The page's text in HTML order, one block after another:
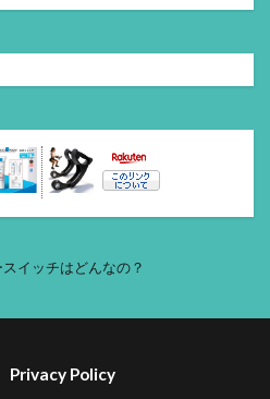
イッチはどんなの？
Privacy Policy